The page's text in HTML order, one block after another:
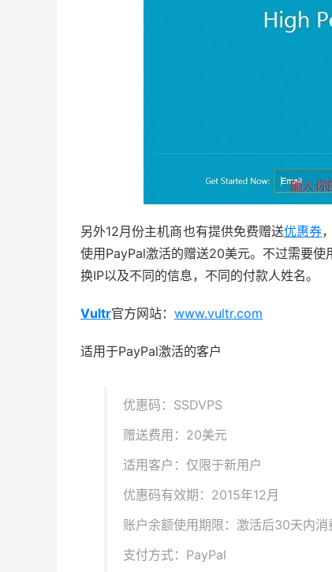
另外12月份主机商也有提供免费赠送优惠券
使用PayPal激活的赠送20美元。不过需要使
换IP以及不同的信息，不同的付款人姓名。
Vultr官方网站： www.vultr.com
适用于PayPal激活的客户
优惠码：SSDVPS
赠送费用：20美元
适用客户：仅限于新用户
优惠码有效期：2015年12月
账户余额使用期限：激活后30天内消
支付方式：PayPal